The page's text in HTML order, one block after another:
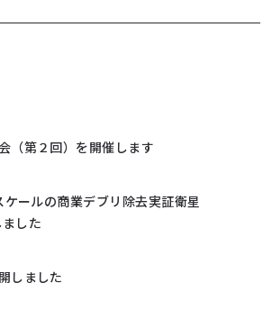
（第２回）を開催します
ールの商業デブリ除去実証衛星
した
しました